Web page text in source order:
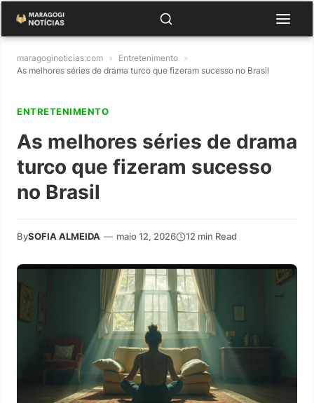
maragoginoticias.com » Entretenimento »
As melhores séries de drama turco que fizeram sucesso no Brasil
ENTRETENIMENTO
As melhores séries de drama
turco que fizeram sucesso
no Brasil
BySOFIA ALMEIDA — maio 12, 2026 12 min Read